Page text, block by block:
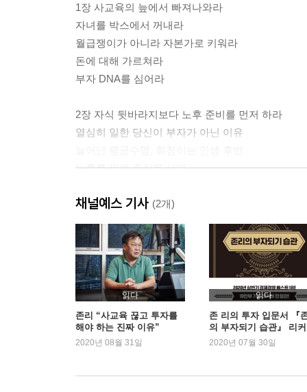
1장 사교육의 늪에서 빠져나와라
자녀를 박스에서 꺼내라
월급쟁이가 아니라 자본가로 키워라
돈에 대해 가르쳐라
부자 DNA를 심어라
2장 자식 뒷바라지보다 노후 준비를 먼저 하라
열심히 일한 당신이 부자가 아닌 이유
노후를 위해 주식을 사라
2부 엄마가 부자 되는 법, 주식이 답이다
3장 주식투자는 선택이 아니라 필수다
현금·예금은 일하지 않는 돈이다
왜 주식투자를 도박으로 여기게 됐을까
마켓타이밍의 환상을 버려라
미래는 생각보다 훨씬 희망적이다
한국 주식시장은 아직 매력적이다
채널예스 기사 (2개)
읽다
존리 “사교육 끊고 투자를
해야 하는 진짜 이유”
2020년 08월 31일
읽다
존 리의 투자 입문서 『
의 부자되기 습관』 리
한정판 1위
2020년 07월 30일